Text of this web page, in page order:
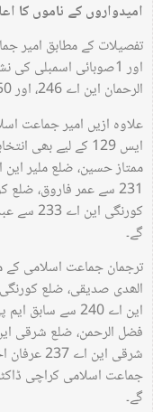
امیدواروں کے ناموں کا
اور 1صوبائی اسمبلی
الرحمان این اے 246، اور 250 سے جماعت اسلامی کے امیدوار ہے۔
علاوہ ازیں امیر جماعت
کورنگی
گے۔
جماعت اسلامی کراچی
گے۔